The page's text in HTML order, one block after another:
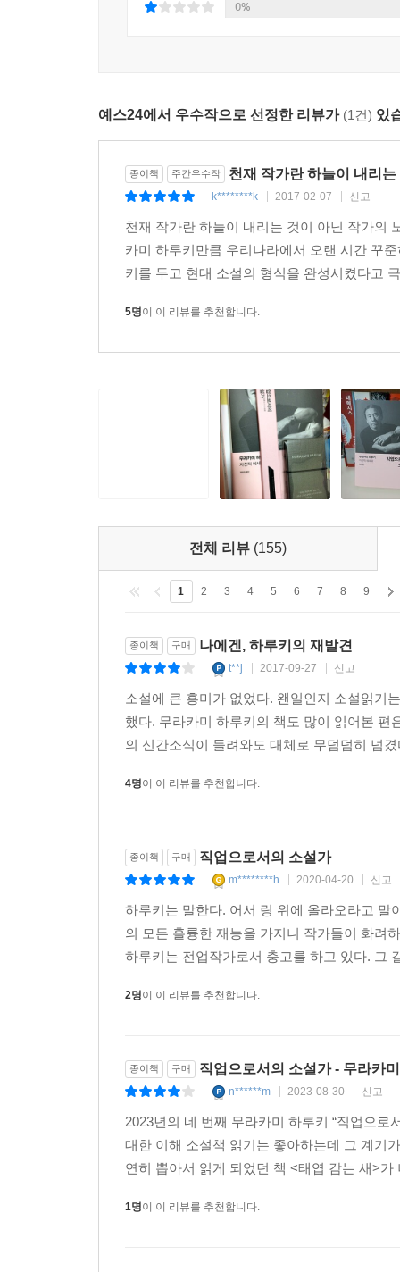
욕구와 충동이 몰고 온 결과적인 형체에 다름 아닌
제5회 자, 뭘 써야 할까?
다시 영화 얘기인데, 스티븐 스필버그가 제작한
있습니다. 기억나시는지요. 우산이라든가 전기
자리에 있던 가정용품을 이것저것 적당히 조합
본격적인 통신기입니다. 영화관에서 그 장면을
간단하고 평이한 말밖에 쓰지 않더라도, 만일 거
제6회 시간을 내 편으로 만든다―장편소설 쓰기
즉 중요한 것은 뜯어고친다는 행위 그 자체입니
자체가 무엇보다 중요한 의미가 있습니다. 그에
경우, 작가의 본능이나 직감은 논리성이 아니라
좋은 것입니다. 새들의 움직임의 역동성이 고정
아무튼 고쳐 쓰는 데는 가능한 한 많은 시간을 들
고쳐나갑니다. 조언은 중요합니다. 장편소설
정도 제정신이 아니다’라는 건 자각하지 않으
것입니다.
제7회 한없이 개인적이고 피지컬한 업業
하지만 그런 게 아니라면, 즉 당신이 (안타깝지만
힘찬 것으로 만들어가기를 희망한다면, 내 이론
그 의지의 본거지인 신체를 최대한 건강하게, 최
적용되지 않습니다).
제8회 학교에 대해서
어떤 시대에나 어떤 세상에나 상상력이라는 것은
상상력과 대척점에 있는 것 중의 하나가 ‘효율’
바로 그 ‘효율’입니다. ‘원자력발전은 효율성이
신화’라는 허구가, 이러한 비극적인 상황을, 회복
제9회 어떤 인물을 등장시킬까?
언젠가 나는 레즈비언 성향의 스무 살 여성이 될
나는 그때그때 주어진 구두를 신고 거기에 내 발
구두 사이즈에 발을 맞추는 것입니다. 현실적
왜냐하면 그건 가공의 일이니까. 그리고 가공의
0%
예스24에서 우수작으로 선정한 리뷰가 (1건) 있
종이책 주간우수작 천재 작가란 하늘이 내리
k********k 2017-02-07 신고
천재 작가란 하늘이 내리는 것이 아닌 작가의
카미 하루키만큼 우리나라에서 오랜 시간 꾸
키를 두고 현대 소설의 형식을 완성시켰다고
5명이 이 리뷰를 추천합니다.
전체 리뷰 (155)
1 2 3 4 5 6 7 8 9
종이책 구매 나에겐, 하루키의 재발견
t**j 2017-09-27 신고
소설에 큰 흥미가 없었다. 왠일인지 소설읽기
했다. 무라카미 하루키의 책도 많이 읽어본
의 신간소식이 들려와도 대체로 무덤덤히 넘
4명이 이 리뷰를 추천합니다.
종이책 구매 직업으로서의 소설가
m********h 2020-04-20 신고
하루키는 말한다. 어서 링 위에 올라오라고 말
의 모든 훌륭한 재능을 가지니 작가들이 화려
하루키는 전업작가로서 충고를 하고 있다. 그
2명이 이 리뷰를 추천합니다.
종이책 구매 직업으로서의 소설가 - 무라카
n******m 2023-08-30 신고
2023년의 네 번째 무라카미 하루키 “직업으
대한 이해 소설책 읽기는 좋아하는데 그 계기
연히 뽑아서 읽게 되었던 책 <태엽 감는 새>
1명이 이 리뷰를 추천합니다.